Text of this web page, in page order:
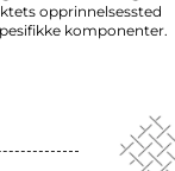
opprinnelsessted
komponenter.